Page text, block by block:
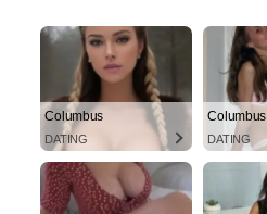
Columbus
DATING
Columbus
DATING